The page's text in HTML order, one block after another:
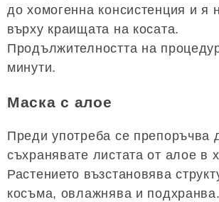
до хомогенна консистенция и я
върху краищата на косата.
Продължителността на
минути.
Маска с алое
Преди употреба се препоръчва
съхранявате листата от алое в
Растението възстановява
косъма, овлажнява и